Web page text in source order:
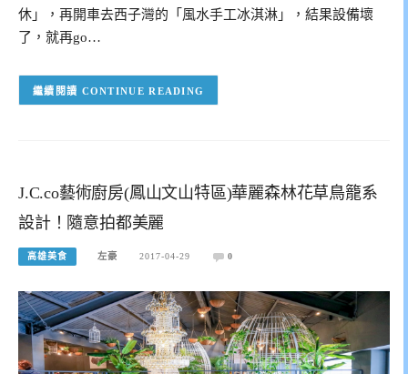
休」，再開車去西子灣的「風水手工冰淇淋」，結果設備壞
了，就再go…
CONTINUE READING
J.C.co藝術廚房(鳳山文山特區)華麗森林花草鳥籠系
設計！隨意拍都美麗
高雄美食 左豪 2017-04-29 0